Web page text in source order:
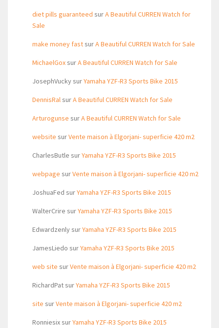
diet pills guaranteed surA Beautiful CURREN Watch for
Sale
make money fastsurA Beautiful CURREN Watch for Sale
MichaelGoxsurA Beautiful CURREN Watch for Sale
JosephVuckysurYamaha YZF-R3 Sports Bike 2015
DennisRalsurA Beautiful CURREN Watch for Sale
Arturogunse surA Beautiful CURREN Watch for Sale
website surVente maison à Elgorjani- superficie 420 m2
CharlesButle surYamaha YZF-R3 Sports Bike 2015
webpage surVente maison à Elgorjani- superficie 420 m2
JoshuaFed surYamaha YZF-R3 Sports Bike 2015
WalterCrire surYamaha YZF-R3 Sports Bike 2015
EdwardzenlysurYamaha YZF-R3 Sports Bike 2015
JamesLiedo surYamaha YZF-R3 Sports Bike 2015
web site surVente maison à Elgorjani- superficie 420 m2
RichardPatsurYamaha YZF-R3 Sports Bike 2015
site surVente maison à Elgorjani- superficie 420 m2
RonniesixsurYamaha YZF-R3 Sports Bike 2015